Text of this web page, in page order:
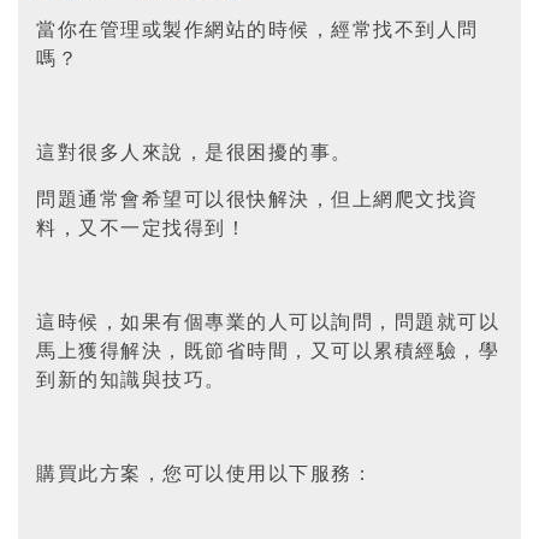
當你在管理或製作網站的時候，經常找不到人問
嗎？
這對很多人來說，是很困擾的事。
問題通常會希望可以很快解決，但上網爬文找資
料，又不一定找得到！
這時候，如果有個專業的人可以詢問，問題就可以
馬上獲得解決，既節省時間，又可以累積經驗，學
到新的知識與技巧。
購買此方案，您可以使用以下服務：